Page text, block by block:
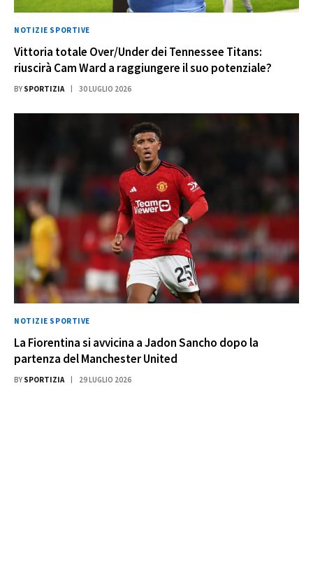
NOTIZIE SPORTIVE
Vittoria totale Over/Under dei Tennessee Titans:
riuscirà Cam Ward a raggiungere il suo potenziale?
BY SPORTIZIA 30 LUGLIO 2026
NOTIZIE SPORTIVE
La Fiorentina si avvicina a Jadon Sancho dopo la
partenza del Manchester United
BY SPORTIZIA 29 LUGLIO 2026